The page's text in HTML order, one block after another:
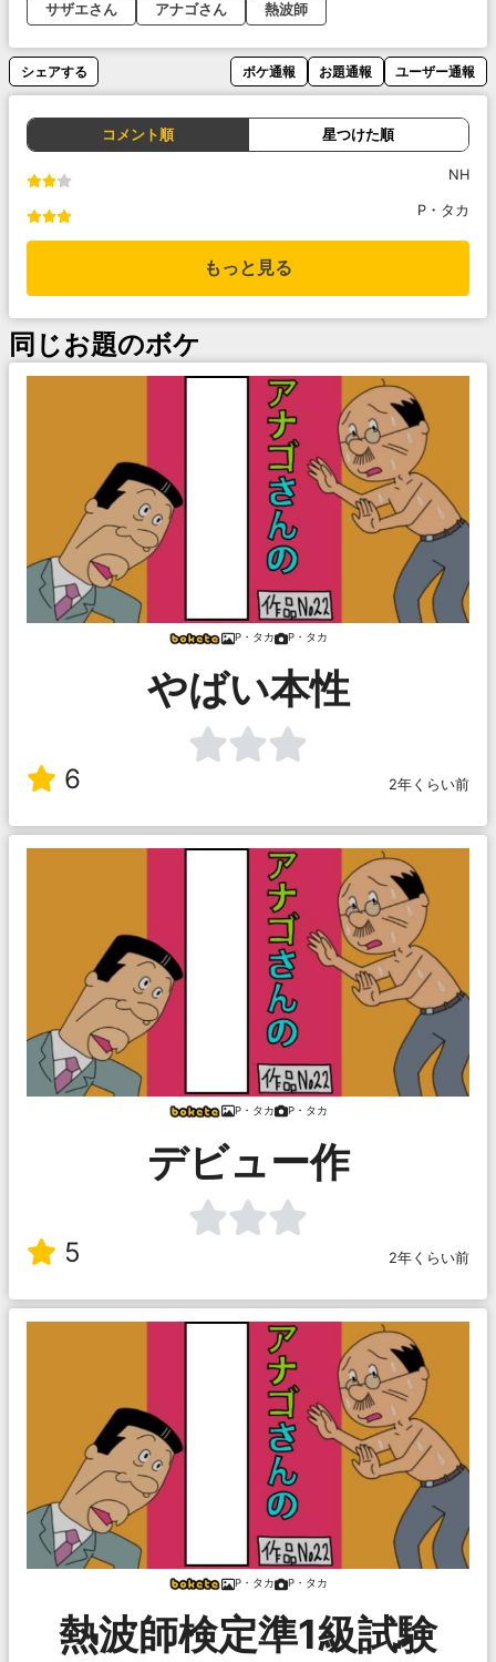
サザエさん
アナゴさん 熱波師
シェアする ボケ通報 お題通報 ユーザー通報
コメント順 星つけた順
NH
P・タカ
もっと見る
同じお題のボケ
P・タカ P・タカ
やばい本性
6 2年くらい前
P・タカ P・タカ
デビュー作
5 2年くらい前
P・タカ P・タカ
熱波師検定準1級試験